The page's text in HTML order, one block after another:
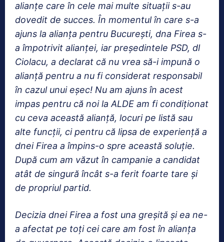
alianțe care în cele mai multe situații s-au
dovedit de succes. În momentul în care s-a
ajuns la alianța pentru București, dna Firea s-
a împotrivit alianței, iar președintele PSD, dl
Ciolacu, a declarat că nu vrea să-i impună o
alianță pentru a nu fi considerat responsabil
în cazul unui eșec! Nu am ajuns în acest
impas pentru că noi la ALDE am fi condiționat
cu ceva această alianţă, locuri pe listă sau
alte funcții, ci pentru că lipsa de experiență a
dnei Firea a împins-o spre această soluție.
După cum am văzut în campanie a candidat
atât de singură încât s-a ferit foarte tare și
de propriul partid.
Decizia dnei Firea a fost una greșită și ea ne-
a afectat pe toți cei care am fost în alianța